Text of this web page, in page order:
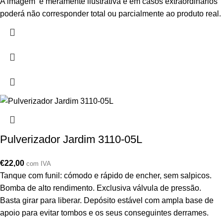
poderá não corresponder total ou parcialmente ao produto real.
Pulverizador Jardim 3110-05L
€22,00 com IVA
Tanque com funil: cómodo e rápido de encher, sem salpicos.
Bomba de alto rendimento. Exclusiva válvula de pressão.
Basta girar para liberar. Depósito estável com ampla base de
apoio para evitar tombos e os seus conseguintes derrames.